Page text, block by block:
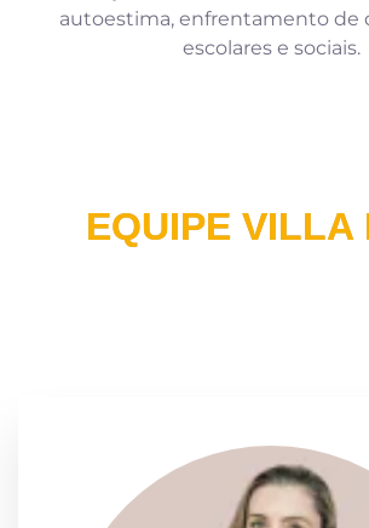
autoestima, enfrentamento de
escolares e sociais.
EQUIPE VILLA